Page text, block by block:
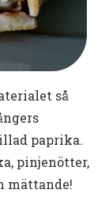
så
paprika.
pinjenötter,
mättande!